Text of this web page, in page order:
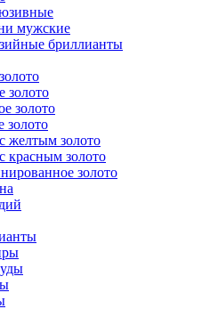
мужские
бриллианты
золото
золото
золото
желтым золото
красным золото
золото